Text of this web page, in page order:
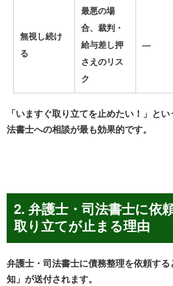
無視し続け
る
最悪の場
合、裁判・
給与差し押
さえのリス
ク
―
「いますぐ取り立てを止めたい！」と
法書士への相談が最も効果的です。
2. 弁護士・司法書士に依
取り立てが止まる理由
弁護士・司法書士に債務整理を依頼す
知」が送付されます。